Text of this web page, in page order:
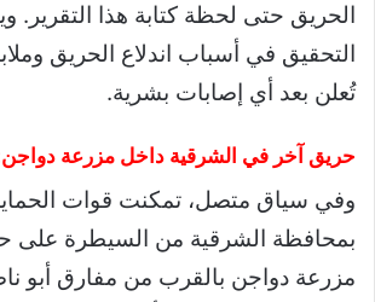
الحريق حتى لحظة كتابة هذا التقرير.
التحقيق في أسباب اندلاع الحريق
تُعلن بعد أي إصابات بشرية.
حريق آخر في الشرقية داخل مزرعة
وفي سياق متصل، تمكنت قوات
بمحافظة الشرقية من السيطرة على
مزرعة دواجن بالقرب من مفارق أبو